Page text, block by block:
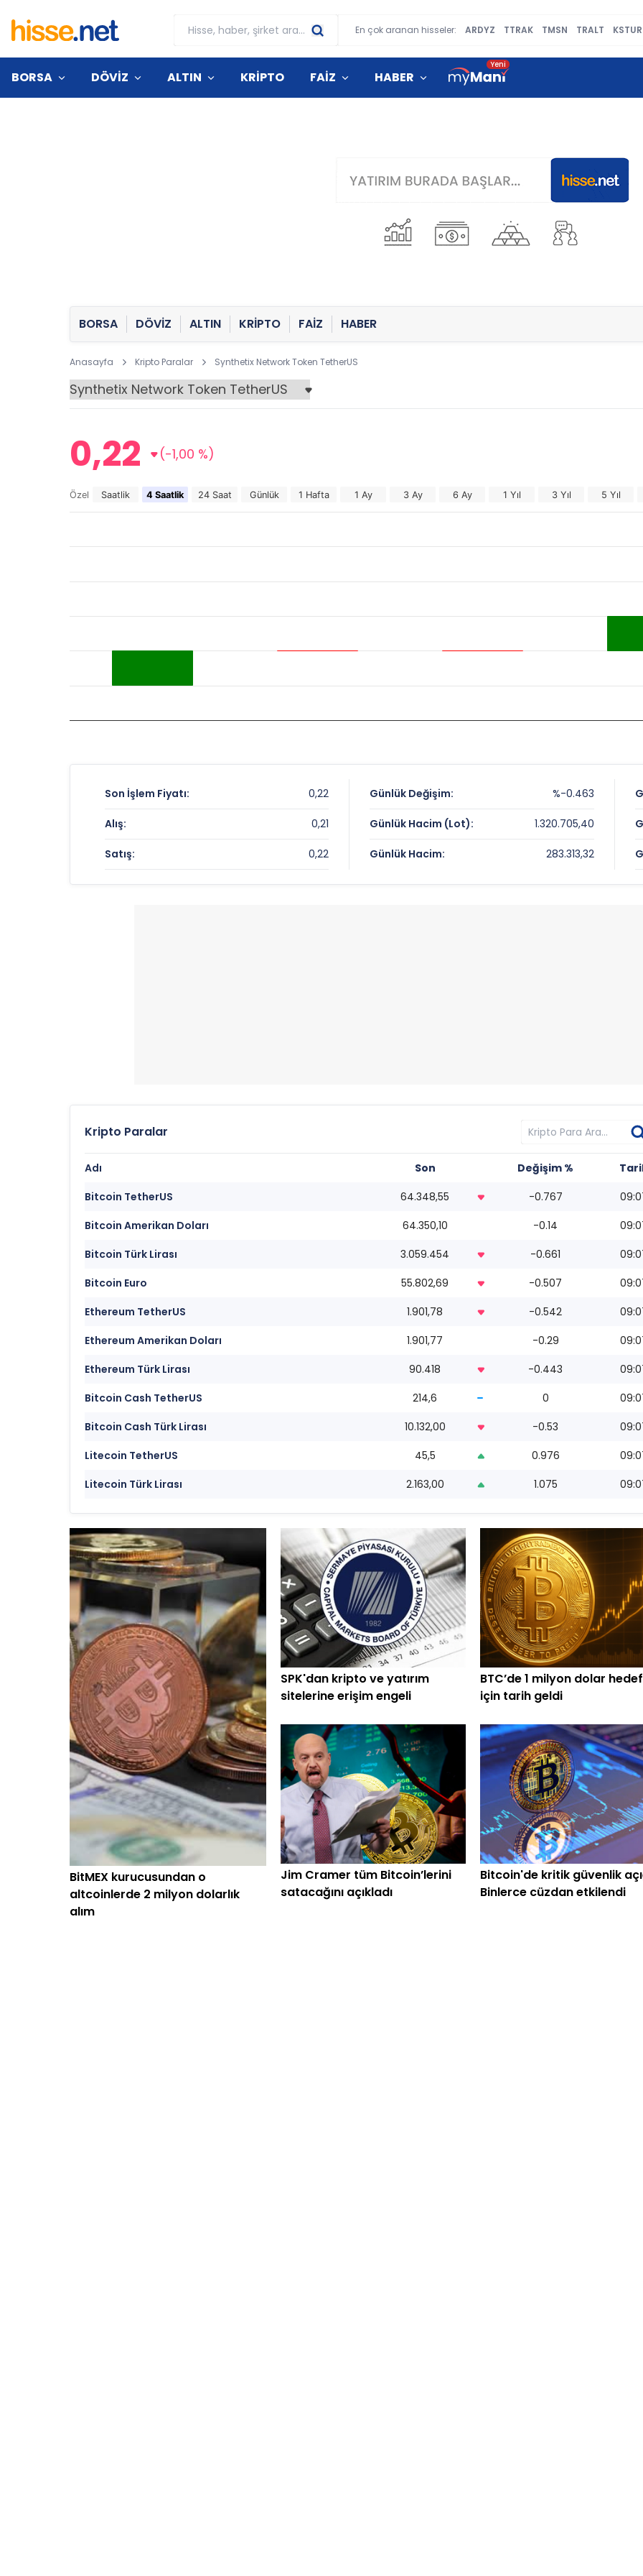
En çok aranan hisseler: ARDYZ TTRAK TMSN TRALT KSTUR
BORSA DÖVİZ ALTIN KRİPTO FAİZ HABER
BORSA DÖVİZ ALTIN KRİPTO FAİZ HABER
Anasayfa Kripto Paralar Synthetix Network Token TetherUS
0,22 (-1,00 %)
Özel Saatlik 4 Saatlik 24 Saat Günlük 1 Hafta 1 Ay 3 Ay 6 Ay 1 Yıl 3 Yıl 5 Yıl
Son İşlem Fiyatı: 0,22
Alış: 0,21
Satış: 0,22
Günlük Değişim: %-0.463
Günlük Hacim (Lot): 1.320.705,40
Günlük Hacim: 283.313,32
Kripto Paralar
Adı Son Değişim %
Bitcoin TetherUS
64.348,55 -0.767
Bitcoin Amerikan Doları
64.350,10 -0.14
Bitcoin Türk Lirası
3.059.454 -0.661
Bitcoin Euro
55.802,69 -0.507
Ethereum TetherUS
1.901,78 -0.542
Ethereum Amerikan Doları
1.901,77 -0.29
Ethereum Türk Lirası
90.418 -0.443
Bitcoin Cash TetherUS
214,6 0
Bitcoin Cash Türk Lirası
10.132,00 -0.53
Litecoin TetherUS
45,5 0.976
Litecoin Türk Lirası
2.163,00 1.075
BitMEX kurucusundan o
altcoinlerde 2 milyon dolarlık
alım
SPK'dan kripto ve yatırım
sitelerine erişim engeli
BTC’de 1 milyon dolar
için tarih geldi
Jim Cramer tüm Bitcoin’lerini
satacağını açıkladı
Bitcoin'de kritik güvenlik
Binlerce cüzdan etkilendi